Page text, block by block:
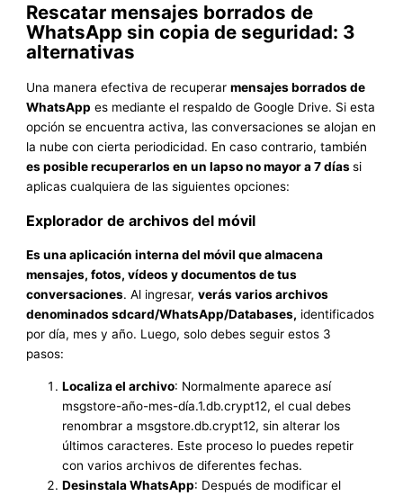
Rescatar mensajes borrados de
WhatsApp sin copia de seguridad: 3
alternativas
Una manera efectiva de recuperarmensajes borrados de
WhatsApp es mediante el respaldo de Google Drive. Si esta
opción se encuentra activa, las conversaciones se alojan en
la nube con cierta periodicidad. En caso contrario, también
es posible recuperarlos en un lapso no mayor a 7 díassi
aplicas cualquiera de las siguientes opciones:
Explorador de archivos del móvil
Es una aplicación interna del móvil que almacena
mensajes, fotos, vídeos y documentos de tus
conversaciones. Al ingresar,verás varios archivos
denominados sdcard/WhatsApp/Databases, identificados
por día, mes y año. Luego, solo debes seguir estos 3
pasos:
Localiza el archivo: Normalmente aparece así
msgstore-año-mes-día.1.db.crypt12, el cual debes
renombrar a msgstore.db.crypt12, sin alterar los
últimos caracteres. Este proceso lo puedes repetir
con varios archivos de diferentes fechas.
Desinstala WhatsApp: Después de modificar el